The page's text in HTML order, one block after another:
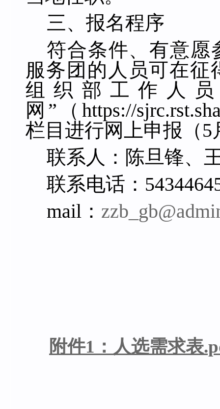
三、 报名程序
符合条件、有意愿
服务团的人员可在征
组织部工作人
网” （ https://
栏目进行网上申报（5
联系人：陈旦锋、
联系电话：
mail ：
附件1：人选需求表